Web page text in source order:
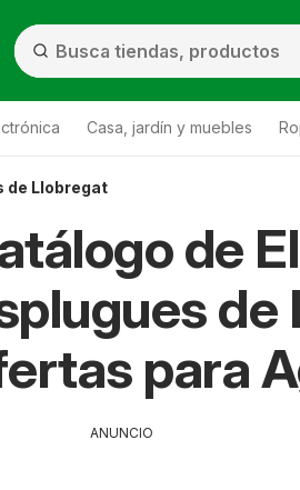
Casa, jardín y muebles
de Llobregat
de
para
ANUNCIO